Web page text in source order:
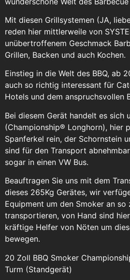
Mit diesen Grillsystemen (JA,
reden hier mittlerweile von
unübertroffenem Geschmack
Grillen, Backen und auch Kochen.
Einstieg in die Welt des BBQ, ab
auch so richtig interessant für
Hotels und dem anspruchsvollen
Bei diesem Gerät handelt es sich
(Championship® Longhorn), hier
Spanferkel rein, der Schornstein
sind für den Transport
sogar in einen VW Bus.
Beauftragen Sie uns mit dem
dieses 265Kg Gerätes, wir
Equipment um den Smoker an
transportieren, von Hand sind
kräftige Helfer von Nöten um
bewegen.
20 Zoll BBQ Smoker
Turm (Standgerät)